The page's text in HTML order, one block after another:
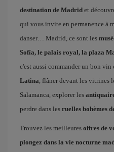
destination de Madrid et
qui vous invite en permanence à
danser… Madrid, ce sont les
Sofía, le palais royal, la plaza
c'est aussi commander un bon vin
Latina, flâner devant les vitrines
Salamanca, explorer les
perdre dans les ruelles bohèmes
Trouvez les meilleures offres de
plongez dans la vie nocturne